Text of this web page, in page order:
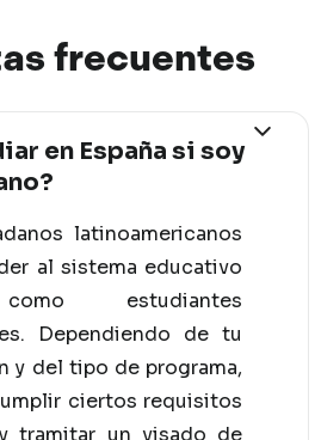
frecuentes
en España si soy
latinoamericanos
al sistema educativo
estudiantes
Dependiendo de tu
y del tipo de programa,
ciertos requisitos
tramitar un visado de